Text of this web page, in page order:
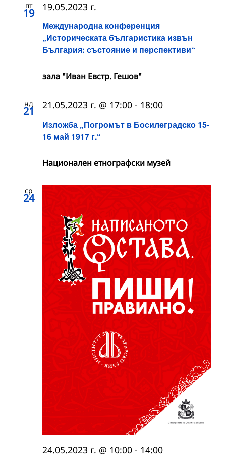
пт
19
Международна конференция
„Историческата българистика извън
България: състояние и перспективи“
19.05.2023 г.
зала "Иван Евстр. Гешов"
нд
21
Изложба „Погромът в Босилеградско 15-
16 май 1917 г.“
21.05.2023 г. @ 17:00 - 18:00
Национален етнографски музей
ср
24
24.05.2023 г. @ 10:00 - 14:00